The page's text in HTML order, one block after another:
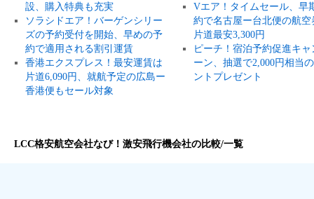
設、購入特典も充実
ソラシドエア！バーゲンシリー
ズの予約受付を開始、早めの予
約で適用される割引運賃
香港エクスプレス！最安運賃は
片道6,090円、就航予定の広島ー
香港便もセール対象
Vエア！タイムセール、早
約で名古屋ー台北便の航空
片道最安3,300円
ピーチ！宿泊予約促進キャ
ーン、抽選で2,000円相当
ントプレゼント
LCC格安航空会社なび！激安飛行機会社の比較/一覧